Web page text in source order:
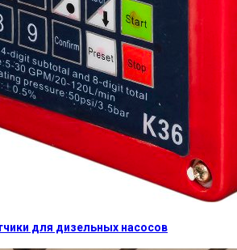
для дизельных насосов